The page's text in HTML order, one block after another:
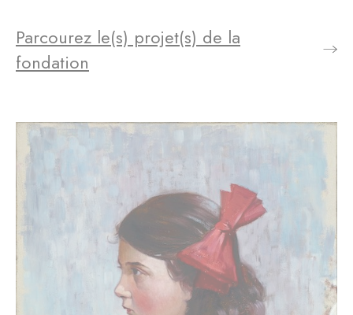
Parcourez le(s) projet(s) de la
fondation